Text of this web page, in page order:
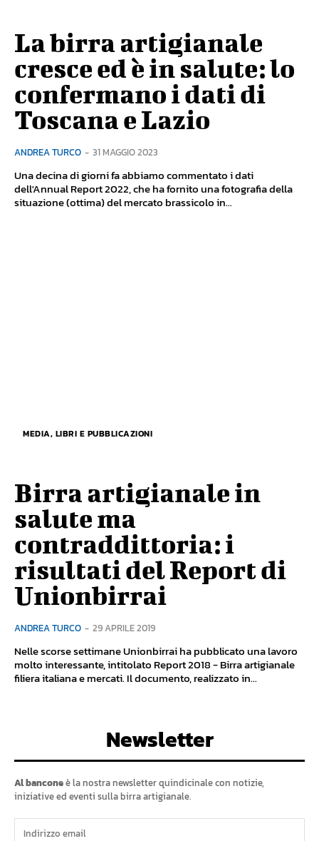
La birra artigianale
cresce ed è in salute: lo
confermano i dati di
Toscana e Lazio
ANDREA TURCO - 31 MAGGIO 2023
Una decina di giorni fa abbiamo commentato i dati
dell'Annual Report 2022, che ha fornito una fotografia della
situazione (ottima) del mercato brassicolo in...
MEDIA, LIBRI E PUBBLICAZIONI
Birra artigianale in
salute ma
contraddittoria: i
risultati del Report di
Unionbirrai
ANDREA TURCO - 29 APRILE 2019
Nelle scorse settimane Unionbirrai ha pubblicato una lavoro
molto interessante, intitolato Report 2018 - Birra artigianale
filiera italiana e mercati. Il documento, realizzato in...
Newsletter
Al banconeè la nostra newsletter quindicinale con notizie,
iniziative ed eventi sulla birra artigianale.